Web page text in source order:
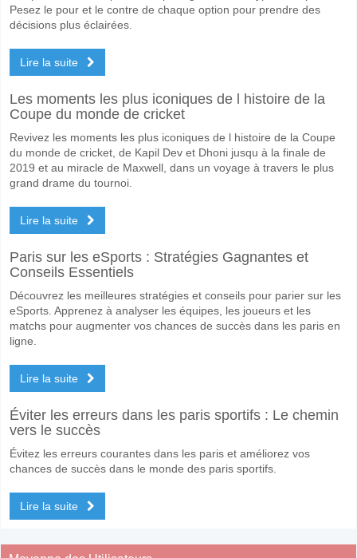
Pesez le pour et le contre de chaque option pour prendre des
décisions plus éclairées.
Lire la suite
Les moments les plus iconiques de l histoire de la
Coupe du monde de cricket
Revivez les moments les plus iconiques de l histoire de la Coupe
du monde de cricket, de Kapil Dev et Dhoni jusqu à la finale de
2019 et au miracle de Maxwell, dans un voyage à travers le plus
grand drame du tournoi.
Lire la suite
Paris sur les eSports : Stratégies Gagnantes et
Conseils Essentiels
Découvrez les meilleures stratégies et conseils pour parier sur les
eSports. Apprenez à analyser les équipes, les joueurs et les
matchs pour augmenter vos chances de succès dans les paris en
ligne.
Lire la suite
Éviter les erreurs dans les paris sportifs : Le chemin
vers le succès
Évitez les erreurs courantes dans les paris et améliorez vos
chances de succès dans le monde des paris sportifs.
Lire la suite